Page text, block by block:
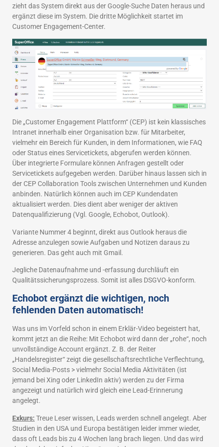
zieht das System direkt aus der Google-Suche Daten heraus und
ergänzt diese im System. Die dritte Möglichkeit startet im
Customer Engagement-Center.
Die „Customer Engagement Plattform“ (CEP) ist kein klassisches
Intranet innerhalb einer Organisation bzw. für Mitarbeiter,
vielmehr ein Bereich für Kunden, in dem Informationen, wie FAQ
oder Status eines Servicetickets, abgerufen werden können.
Über integrierte Formulare können Anfragen gestellt oder
Servicetickets aufgegeben werden. Darüber hinaus lassen sich in
der CEP Collaboration Tools zwischen Unternehmen und Kunden
anbinden. Natürlich können auch im CEP Kundendaten
aktualisiert werden. Dies dient aber weniger der aktiven
Datenqualifizierung (Vgl. Google, Echobot, Outlook).
Variante Nummer 4 beginnt, direkt aus Outlook heraus die
Adresse anzulegen sowie Aufgaben und Notizen daraus zu
generieren. Das geht auch mit Gmail.
Jegliche Datenaufnahme und -erfassung durchläuft ein
Qualitätssicherungsprozess. Somit ist alles DSGVO-konform.
Echobot ergänzt die wichtigen, noch
fehlenden Daten automatisch!
Was uns im Vorfeld schon in einem Erklär-Video begeistert hat,
kommt jetzt an die Reihe: Mit Echobot wird dann der „rohe“, noch
unvollständige Account ergänzt. Z. B. der Reiter
„Handelsregister“ zeigt die gesellschaftsrechtliche Verflechtung,
Social Media-Posts > vielmehr Social Media Aktivitäten (ist
jemand bei Xing oder LinkedIn aktiv) werden zu der Firma
angezeigt und natürlich wird gleich eine Lead-Erinnerung
angelegt.
Exkurs: Treue Leser wissen, Leads werden schnell angelegt. Aber
Studien in den USA und Europa bestätigen leider immer wieder,
dass oft Leads bis zu 4 Wochen lang brach liegen. Und das wird